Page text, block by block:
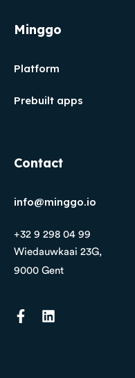
Minggo
Platform
Prebuilt apps
Contact
info@minggo.io
+32 9 298 04 99
Wiedauwkaai 23G,
9000 Gent